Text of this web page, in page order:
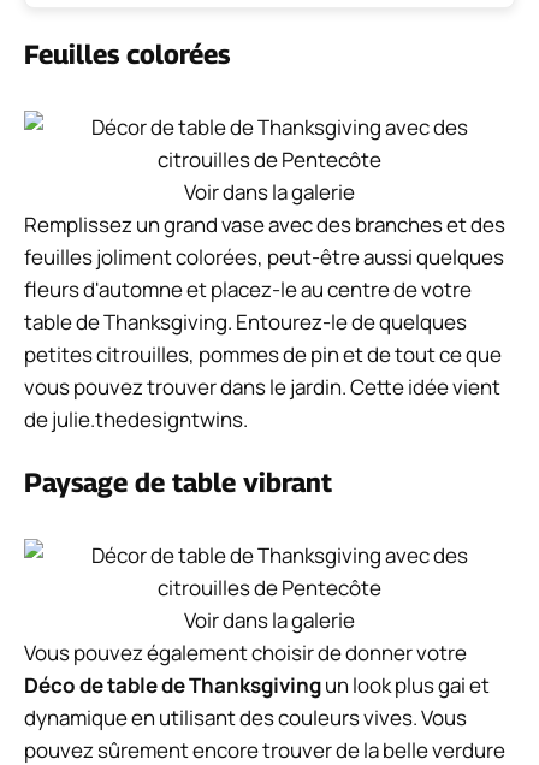
Feuilles colorées
Voir dans la galerie
Remplissez un grand vase avec des branches et des
feuilles joliment colorées, peut-être aussi quelques
fleurs d'automne et placez-le au centre de votre
table de Thanksgiving. Entourez-le de quelques
petites citrouilles, pommes de pin et de tout ce que
vous pouvez trouver dans le jardin. Cette idée vient
de julie.thedesigntwins.
Paysage de table vibrant
Voir dans la galerie
Vous pouvez également choisir de donner votre
Déco de table de Thanksgivingun look plus gai et
dynamique en utilisant des couleurs vives. Vous
pouvez sûrement encore trouver de la belle verdure